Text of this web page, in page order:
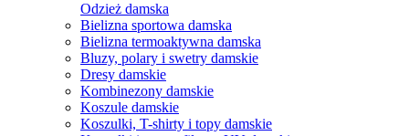
Odzież damska
Bielizna sportowa damska
Bielizna termoaktywna damska
Bluzy, polary i swetry damskie
Dresy damskie
Kombinezony damskie
Koszule damskie
Koszulki, T-shirty i topy damskie